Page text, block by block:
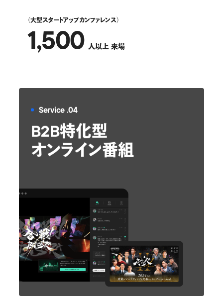
資料をダウンロードする
（大型スタートアップ カンファレンス）
1,500 人以上 来場
Service .04
B2B特化型
オンライン番組